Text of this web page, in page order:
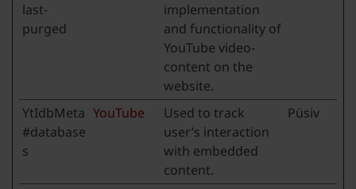
last-
purged
implementation
and functionality of
YouTube video-
content on the
website.
YtIdbMeta
#database
s
YouTube
Used to track
user’s interaction
with embedded
content.
Püsiv